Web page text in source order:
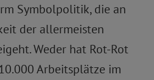
Symbolpolitik, die an
der allermeisten
Weder hat Rot-Rot
Arbeitsplätze im